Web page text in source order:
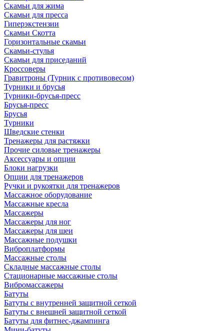
Скамьи для жима
Скамьи для пресса
Гиперэкстензии
Скамьи Скотта
Горизонтальные скамьи
Скамьи-стулья
Скамьи для приседаний
Кроссоверы
Гравитроны (Турник с противовесом)
Турники и брусья
Турники-брусья-пресс
Брусья-пресс
Брусья
Турники
Шведские стенки
Тренажеры для растяжки
Прочие силовые тренажеры
Аксессуары и опции
Блоки нагрузки
Опции для тренажеров
Ручки и рукоятки для тренажеров
Массажное оборудование
Массажные кресла
Массажеры
Массажеры для ног
Массажеры для шеи
Массажные подушки
Виброплатформы
Массажные столы
Складные массажные столы
Стационарные массажные столы
Вибромассажеры
Батуты
Батуты с внутренней защитной сеткой
Батуты с внешней защитной сеткой
Батуты для фитнес-джампинга